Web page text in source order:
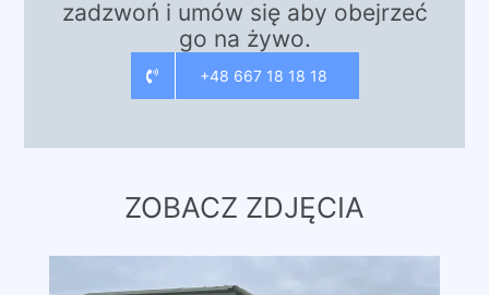
zadzwoń i umów się aby obejrzeć
go na żywo.
+48 667 18 18 18
ZOBACZ ZDJĘCIA